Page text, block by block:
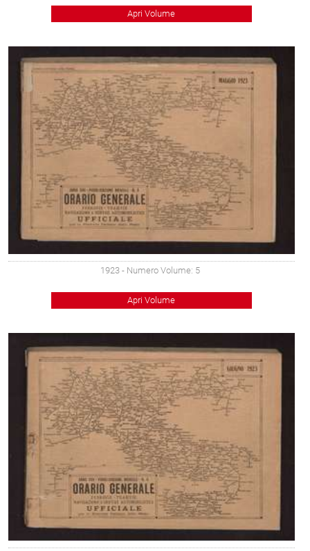
Apri Volume
1923 - Numero Volume: 5
Apri Volume